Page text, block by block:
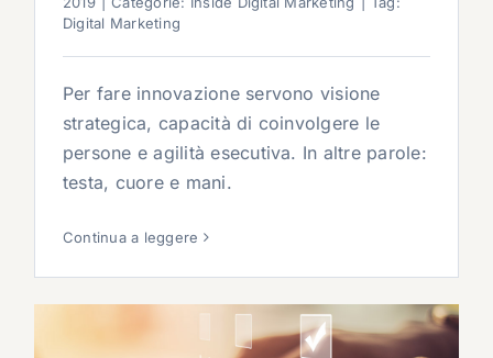
Digital Marketing
Per fare innovazione servono visione
strategica, capacità di coinvolgere le
persone e agilità esecutiva. In altre parole:
testa, cuore e mani.
Continua a leggere